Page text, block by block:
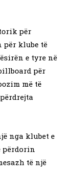
për
klube të
e tyre në
për
më të
nga klubet e
përdorin
të një